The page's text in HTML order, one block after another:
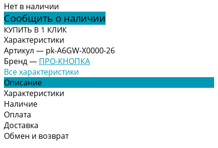
Нет в наличии
Сообщить о наличии
КУПИТЬ В 1 КЛИК
Характеристики
Артикул — pk-A6GW-X0000-26
Бренд— ПРО-КНОПКА
Все характеристики
Описание
Характеристики
Наличие
Оплата
Доставка
Обмен и возврат